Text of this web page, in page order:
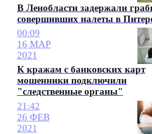
В Ленобласти задержали
совершивших налеты в
00:09
16 МАР
2021
К кражам с банковских карт
мошенники подключили
"следственные органы"
21:42
26 ФЕВ
2021